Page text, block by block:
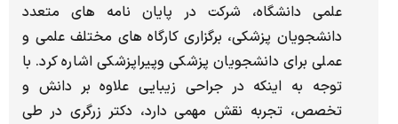
علمي دانشگاه، شركت در پايان نامه هاي متعدد
دانشجويان پزشكي، برگزاري كارگاه هاي مختلف علمي و
عملي براي دانشجويان پزشكي وپيراپزشكي اشاره کرد. با
توجه به اینکه در جراحی زیبایی علاوه بر دانش و
تخصص، تجربه نقش مهمی دارد، دکتر زرگری در طی